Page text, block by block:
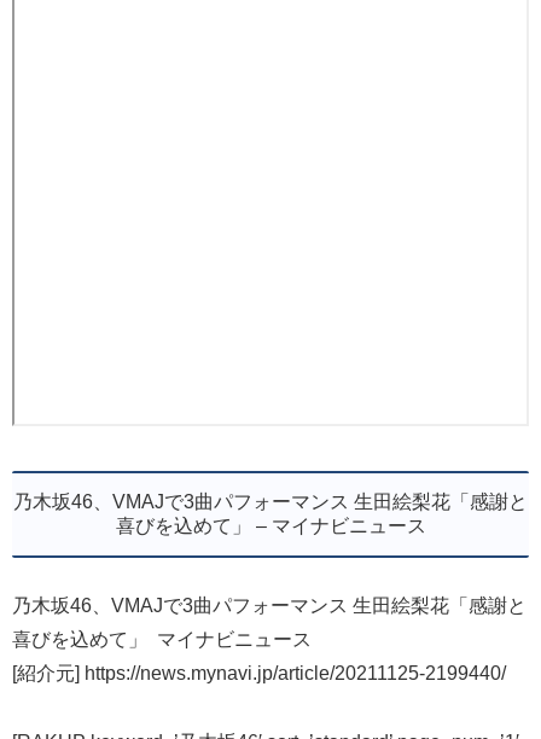
乃木坂46、VMAJで3曲パフォーマンス 生田絵梨花「感謝と
喜びを込めて」 – マイナビニュース
乃木坂46、VMAJで3曲パフォーマンス 生田絵梨花「感謝と
喜びを込めて」 マイナビニュース
[紹介元] https://news.mynavi.jp/article/20211125-2199440/